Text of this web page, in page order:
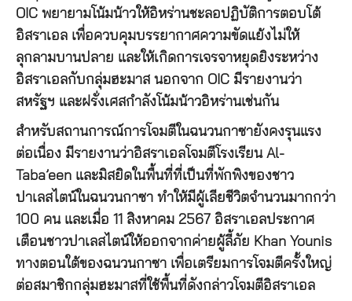
OIC พยายามโน้มน้าวให้อิหร่านชะลอปฏิบัติการตอบโต้
อิสราเอล เพื่อควบคุมบรรยากาศความขัดแย้งไม่ให้
ลุกลามบานปลาย และให้เกิดการเจรจาหยุดยิงระหว่าง
อิสราเอลกับกลุ่มฮะมาส นอกจาก OIC มีรายงานว่า
สหรัฐฯ และฝรั่งเศสกำลังโน้มน้าวอิหร่านเช่นกัน
สำหรับสถานการณ์การโจมตีในฉนวนกาซายังคงรุนแรง
ต่อเนื่อง มีรายงานว่าอิสราเอลโจมตีโรงเรียน Al-
Taba’een และมิสยิดในพื้นที่ที่เป็นที่พักพิงของชาว
ปาเลสไตน์ในฉนวนกาซา ทำให้มีผู้เลียชีวิตจำนวนมากกว่า
100 คน และเมื่อ 11 สิงหาคม 2567 อิสราเอลประกาศ
เตือนชาวปาเลสไตน์ให้ออกจากค่ายผู้ลี้ภัย Khan Younis
ทางตอนใต้ของฉนวนกาซา เพื่อเตรียมการโจมตีครั้งใหญ่
ต่อสมาชิกกลุ่มฮะมาสที่ใช้พื้นที่ดังกล่าวโจมตีอิสราเอล